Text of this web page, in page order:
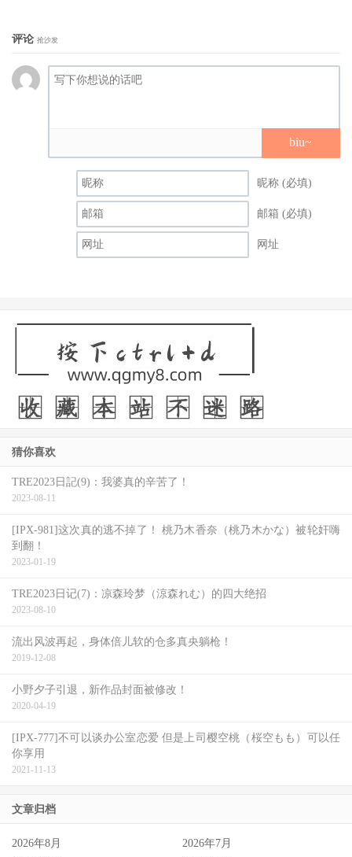
这种几乎是人生必经的想法转折，在《鞋猫剑客 2》里，被
用猫的九条命只剩下最后一条的方式加以呈现，透过这样的
抱着无比恐惧，陷入了一种确实足以令观众联想到真实人生
的状态。
也因为如此，《鞋猫剑客 2》所要讲述的主题，其实更偏向
一种与年龄有关的人生感怀，试图透过主角的这场冒险旅
途，讨论我们应该如何看待生命终究有限的这回事，并询问
你是要虽生犹死地单调过活，亦或对于自己拥有的一切更加
珍惜，并以另外一种方式，继续努力在生命中寻求各式各样
的乐趣。
更有甚者的是，如果综观几名主要角色的故事，我们还会发
不管他们的行为动机出自恐惧、孤单、惨遭背叛或被人遗
样的安排下，剧情也利用反派的动机乃是贪婪与不知足一
寓意，同时也是让成人观众更加有感的巧妙安排。
评论 抢沙发
biu~
昵称 (必填)
邮箱 (必填)
网址
猜你喜欢
TRE2023日記(9)：我婆真的辛苦了！
2023-08-11
[IPX-981]这次真的逃不掉了！ 桃乃木香奈（桃乃木かな）被轮奸嗨
到翻！
2023-01-19
TRE2023日记(7)：凉森玲梦（涼森れむ）的四大绝招
2023-08-10
流出风波再起，身体倍儿软的仓多真央躺枪！
2019-12-08
小野夕子引退，新作品封面被修改！
2020-04-19
[IPX-777]不可以谈办公室恋爱 但是上司樱空桃（桜空もも）可以任
你享用
2021-11-13
文章归档
2026年8月
2026年7月